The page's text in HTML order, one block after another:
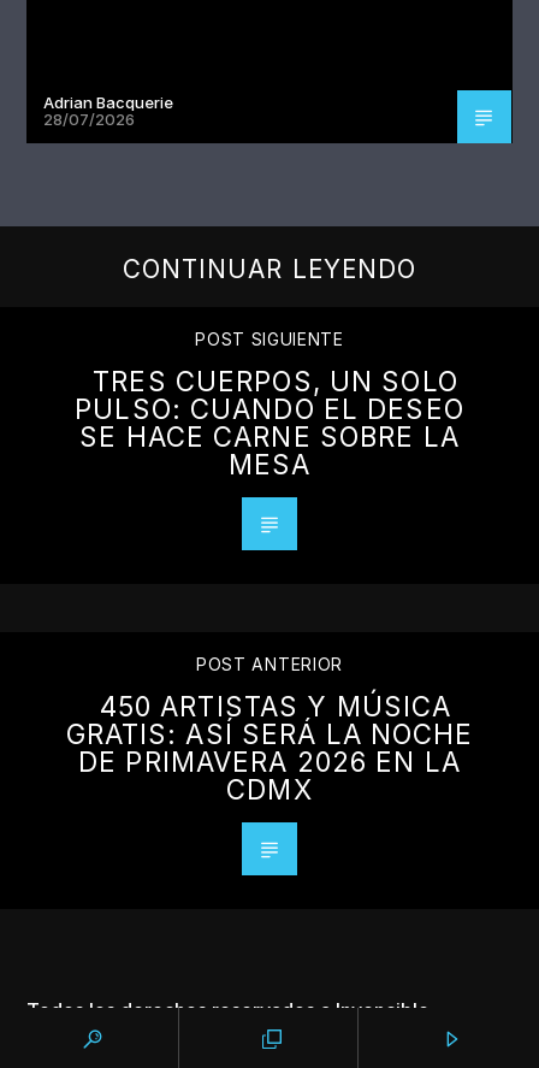
Adrian Bacquerie
28/07/2026
CONTINUAR LEYENDO
POST SIGUIENTE
TRES CUERPOS, UN SOLO
PULSO: CUANDO EL DESEO
SE HACE CARNE SOBRE LA
MESA
POST ANTERIOR
450 ARTISTAS Y MÚSICA
GRATIS: ASÍ SERÁ LA NOCHE
DE PRIMAVERA 2026 EN LA
CDMX
Todos los derechos reservados a Invencible
Networks.